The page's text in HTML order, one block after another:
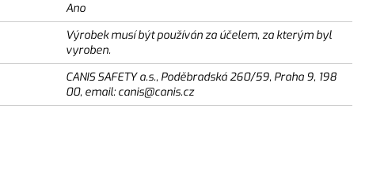
Ano
Výrobek musí být používán za účelem, za kterým byl
vyroben.
CANIS SAFETY a.s., Poděbradská 260/59, Praha 9, 198
00, email: canis@canis.cz